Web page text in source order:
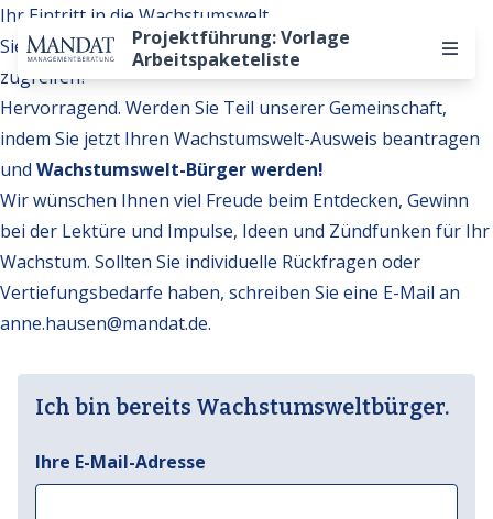
Projektführung: Vorlage
Arbeitspaketeliste
Ihr Eintritt in die Wachstumswelt
Sie möchten auf weitere Inhalte der Wachstumswelt
zugreifen?
Hervorragend. Werden Sie Teil unserer Gemeinschaft,
indem Sie jetzt Ihren Wachstumswelt-Ausweis beantragen
und Wachstumswelt-Bürger werden!
Wir wünschen Ihnen viel Freude beim Entdecken, Gewinn
bei der Lektüre und Impulse, Ideen und Zündfunken für Ihr
Wachstum. Sollten Sie individuelle Rückfragen oder
Vertiefungsbedarfe haben, schreiben Sie eine E-Mail an
anne.hausen@mandat.de.
Ich bin bereits Wachstumsweltbürger.
Ihre E-Mail-Adresse